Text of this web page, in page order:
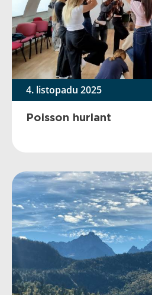
4. listopadu 2025
Poisson hurlant